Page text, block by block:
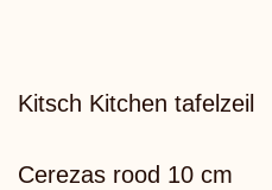
Kitsch Kitchen tafelzeil
Cerezas rood 10 cm